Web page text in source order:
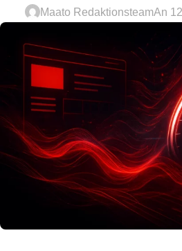
Maato RedaktionsteamAn